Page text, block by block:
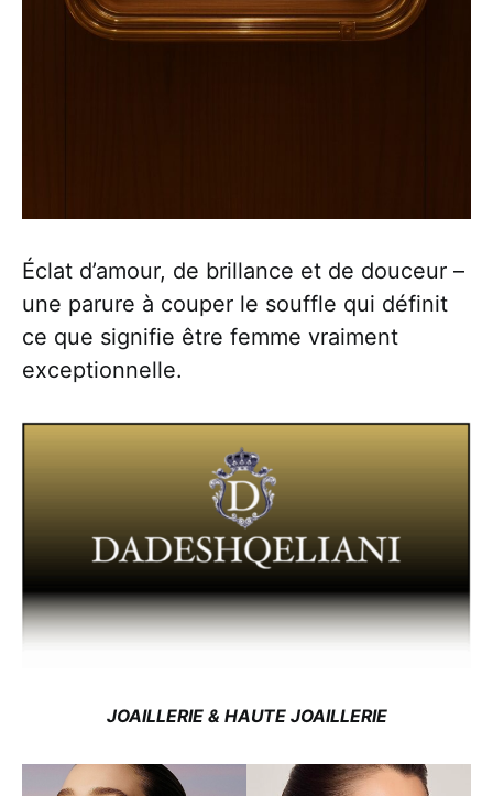
Éclat d’amour, de brillance et de douceur –
une parure à couper le souffle qui définit
ce que signifie être femme vraiment
exceptionnelle.
JOAILLERIE & HAUTE JOAILLERIE